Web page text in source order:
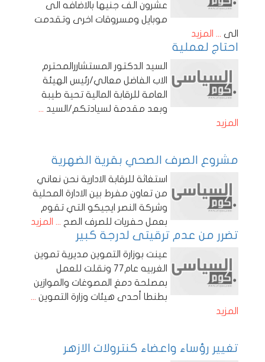
عشرون الف جنيها بالاضافه الى
موبايل ومسروقات اخرى وتقدمت
الى ... المزيد
احتاج لعملية
السيد الدكتور المستشاررالمحترم
الاب الفاضل معالي/رئيس الهيئة
العامة للرقابة المالية تحية طيبة
وبعد مقدمة لسيادتكم/السيد ...
المزيد
مشروع الصرف الصحي بقرية الضهرية
استغاثة للرقابة الادارية نحن نعاني
من تعاون مفرط بين الادارة المحلية
وشركة النصر ايجيكو التي تقوم
بعمل حفريات للصرف الصح ... المزيد
تضرر من عدم ترقيتى لدرجة كبير
عينت بوزارة التموين مديرية تموين
الغربيه عام77 ونقلت للعمل
بمصلحة دمغ المصوغات والموازين
بطنطا أحدى هيئات وزارة التموين ...
المزيد
تغيير رؤساء واعضاء كنترولات الازهر